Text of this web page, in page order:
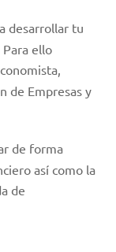
desarrollar tu
ello
de Empresas y
de forma
así como la
de